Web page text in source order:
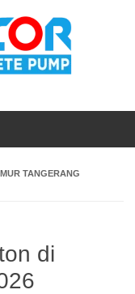
TANGERANG
di